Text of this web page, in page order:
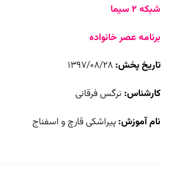
شبکه ۲ سیما
برنامه عصر خانواده
تاریخ پخش:
کارشناس: نرگس فرقانی
نام آموزش: پیراشکی قارچ و اسفناج